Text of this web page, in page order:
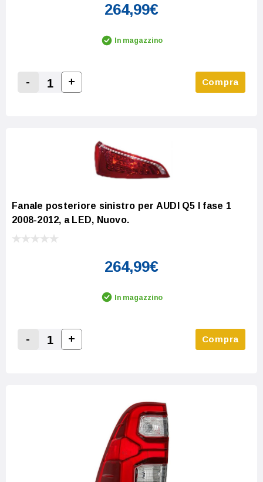
264,99€
In magazzino
Decrease Quantity:
-
Increase Quantity:
+ Compra
Fanale posteriore sinistro per AUDI Q5 I fase 1
2008-2012, a LED, Nuovo.
264,99€
In magazzino
Decrease Quantity:
-
Increase Quantity:
+ Compra